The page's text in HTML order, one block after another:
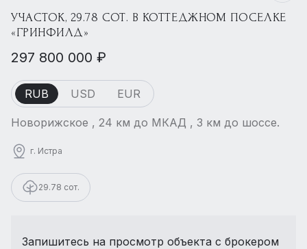
УЧАСТОК, 29.78 СОТ. В КОТТЕДЖНОМ ПОСЕЛКЕ
«ГРИНФИЛД»
297 800 000 ₽
RUB USD EUR
Новорижское , 24 км до МКАД , 3 км до шоссе.
г. Истра
29.78 сот.
Запишитесь на просмотр объекта с брокером